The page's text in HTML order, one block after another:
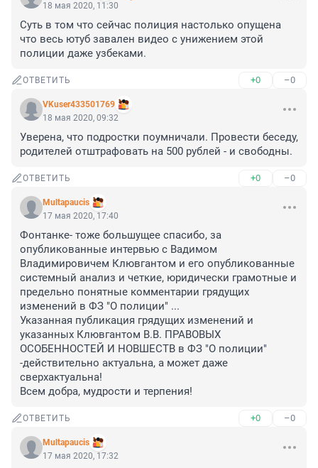
18 мая 2020, 11:30
Суть в том что сейчас полиция настолько опущена
что весь ютуб завален видео с унижением этой
полиции даже узбеками.
ОТВЕТИТЬ +0 –0
VKuser433501769
18 мая 2020, 09:32
Уверена, что подростки поумничали. Провести беседу,
родителей отштрафовать на 500 рублей - и свободны.
ОТВЕТИТЬ +0 –0
Multapaucis
17 мая 2020, 17:40
Фонтанке- тоже большущее спасибо, за
опубликованные интервью с Вадимом
Владимировичем Клювгантом и его опубликованные
системный анализ и четкие, юридически грамотные и
предельно понятные комментарии грядущих
изменений в ФЗ "О полиции" ...
Указанная публикация грядущих изменений и
указанных Клювгантом В.В. ПРАВОВЫХ
ОСОБЕННОСТЕЙ И НОВШЕСТВ в ФЗ "О полиции"
-действительно актуальна, а может даже
сверхактуальна!
Всем добра, мудрости и терпения!
ОТВЕТИТЬ +0 –0
Multapaucis
17 мая 2020, 17:32